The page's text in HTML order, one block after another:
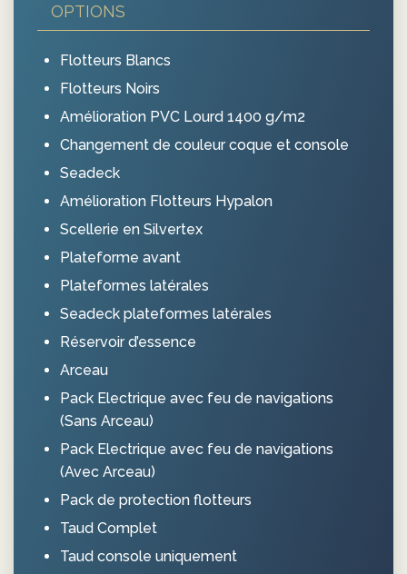
OPTIONS
Flotteurs Blancs
Flotteurs Noirs
Amélioration PVC Lourd 1400 g/m2
Changement de couleur coque et console
Seadeck
Amélioration Flotteurs Hypalon
Scellerie en Silvertex
Plateforme avant
Plateformes latérales
Seadeck plateformes latérales
Réservoir d’essence
Arceau
Pack Electrique avec feu de navigations
(Sans Arceau)
Pack Electrique avec feu de navigations
(Avec Arceau)
Pack de protection flotteurs
Taud Complet
Taud console uniquement